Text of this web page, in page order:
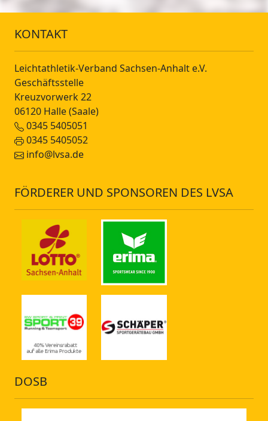
KONTAKT
Leichtathletik-Verband Sachsen-Anhalt e.V.
Geschäftsstelle
Kreuzvorwerk 22
06120 Halle (Saale)
0345 5405051
0345 5405052
info@lvsa.de
FÖRDERER UND SPONSOREN DES LVSA
DOSB